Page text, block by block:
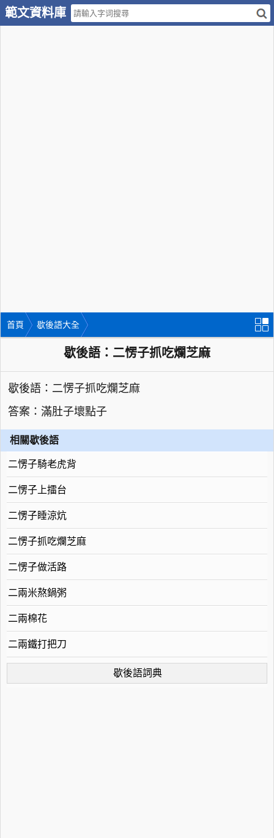
範文資料庫
首頁 歇後語大全
歇後語：二愣子抓吃爛芝麻
歇後語：二愣子抓吃爛芝麻
答案：滿肚子壞點子
相關歇後語
二愣子騎老虎背
二愣子上擂台
二愣子睡涼炕
二愣子抓吃爛芝麻
二愣子做活路
二兩米熬鍋粥
二兩棉花
二兩鐵打把刀
歇後語詞典